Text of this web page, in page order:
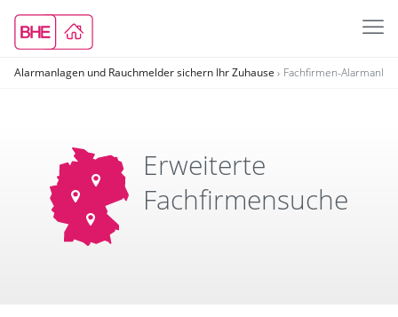
Alarmanlagen und Rauchmelder sichern Ihr Zuhause Fachfirmen-
Erweiterte
Fachfirmensuche